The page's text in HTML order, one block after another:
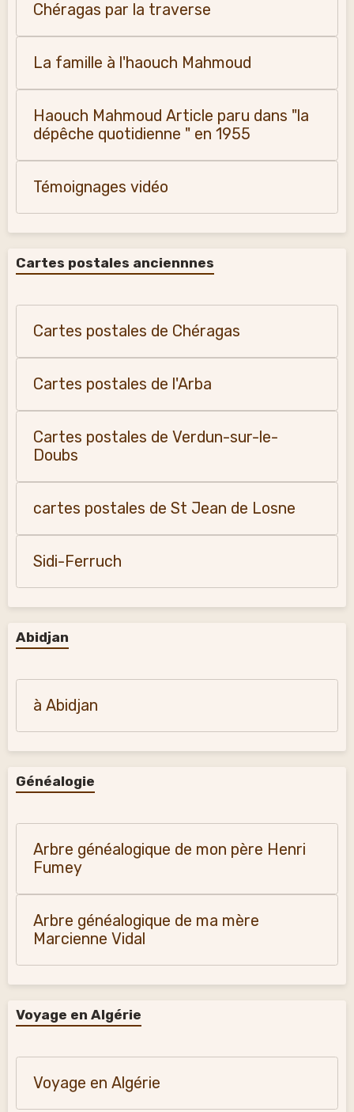
Chéragas par la traverse
La famille à l'haouch Mahmoud
Haouch Mahmoud Article paru dans "la
dépêche quotidienne " en 1955
Témoignages vidéo
Cartes postales anciennnes
Cartes postales de Chéragas
Cartes postales de l'Arba
Cartes postales de Verdun-sur-le-
Doubs
cartes postales de St Jean de Losne
Sidi-Ferruch
Abidjan
à Abidjan
Généalogie
Arbre généalogique de mon père Henri
Fumey
Arbre généalogique de ma mère
Marcienne Vidal
Voyage en Algérie
Voyage en Algérie